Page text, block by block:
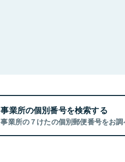
事業所の個別番号を検索する
事業所の７けたの個別郵便番号をお調